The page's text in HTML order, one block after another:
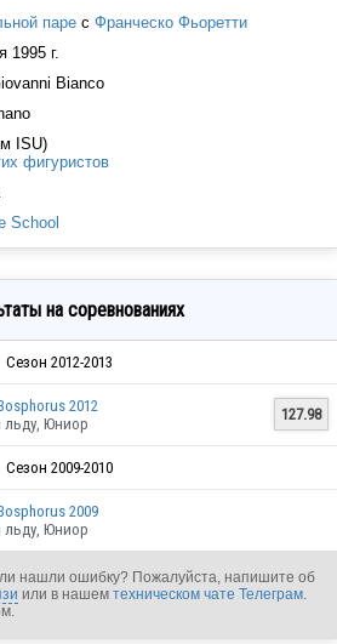
паре с Франческо Фьоретти
1995 г.
Bianco
ISU)
фигуристов
School
на соревнованиях
Сезон 2012-2013
2012
льду, Юниор
127.98
Сезон 2009-2010
2009
льду, Юниор
нашли ошибку? Пожалуйста, напишите об
или в нашем техническом чате Телеграм.